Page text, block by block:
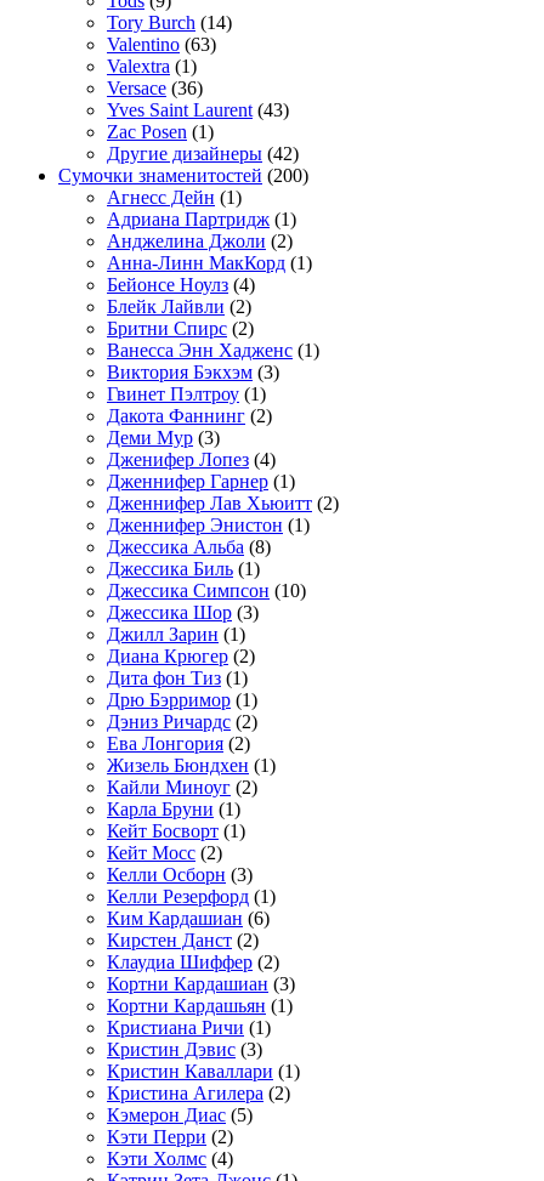
Tory Burch (14)
Valentino (63)
Valextra (1)
Versace (36)
Yves Saint Laurent (43)
Zac Posen (1)
Другие дизайнеры (42)
Сумочки знаменитостей (200)
Агнесс Дейн (1)
Адриана Партридж (1)
Анджелина Джоли (2)
Анна-Линн МакКорд (1)
Бейонсе Ноулз (4)
Блейк Лайвли (2)
Бритни Спирс (2)
Ванесса Энн Хадженс (1)
Виктория Бэкхэм (3)
Гвинет Пэлтроу (1)
Дакота Фаннинг (2)
Деми Мур (3)
Дженифер Лопез (4)
Дженнифер Гарнер (1)
Дженнифер Лав Хьюитт (2)
Дженнифер Энистон (1)
Джессика Альба (8)
Джессика Биль (1)
Джессика Симпсон (10)
Джессика Шор (3)
Джилл Зарин (1)
Диана Крюгер (2)
Дита фон Тиз (1)
Дрю Бэрримор (1)
Дэниз Ричардс (2)
Ева Лонгория (2)
Жизель Бюндхен (1)
Кайли Миноуг (2)
Карла Бруни (1)
Кейт Босворт (1)
Кейт Мосс (2)
Келли Осборн (3)
Келли Резерфорд (1)
Ким Кардашиан (6)
Кирстен Данст (2)
Клаудиа Шиффер (2)
Кортни Кардашиан (3)
Кортни Кардашьян (1)
Кристиана Ричи (1)
Кристин Дэвис (3)
Кристин Каваллари (1)
Кристина Агилера (2)
Кэмерон Диас (5)
Кэти Перри (2)
Кэти Холмс (4)